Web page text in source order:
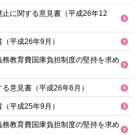
に関する意見書（平成26年12
平成26年9月）
教育費国庫負担制度の堅持を求め
意見書（平成26年6月）
平成25年9月）
教育費国庫負担制度の堅持を求め